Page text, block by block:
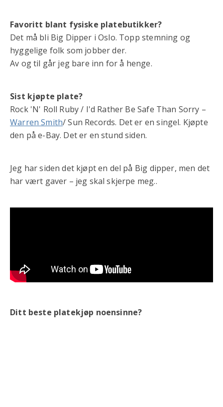
Favoritt blant fysiske platebutikker?
Det må bli Big Dipper i Oslo. Topp stemning og
hyggelige folk som jobber der.
Av og til går jeg bare inn for å henge.
Sist kjøpte plate?
Rock 'N' Roll Ruby / I'd Rather Be Safe Than Sorry –
Warren Smith/ Sun Records. Det er en singel. Kjøpte
den på e-Bay. Det er en stund siden.
Jeg har siden det kjøpt en del på Big dipper, men det
har vært gaver – jeg skal skjerpe meg..
Ditt beste platekjøp noensinne?